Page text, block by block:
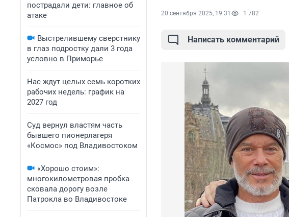
пострадали дети: главное об
атаке
Выстрелившему сверстнику
в глаз подростку дали 3 года
условно в Приморье
Нас ждут целых семь коротких
рабочих недель: график на
2027 год
Суд вернул властям часть
бывшего пионерлагеря
«Космос» под Владивостоком
«Хорошо стоим»:
многокилометровая пробка
сковала дорогу возле
Патрокла во Владивостоке
20 сентября 2025, 19:31 1 782
Написать комментарий